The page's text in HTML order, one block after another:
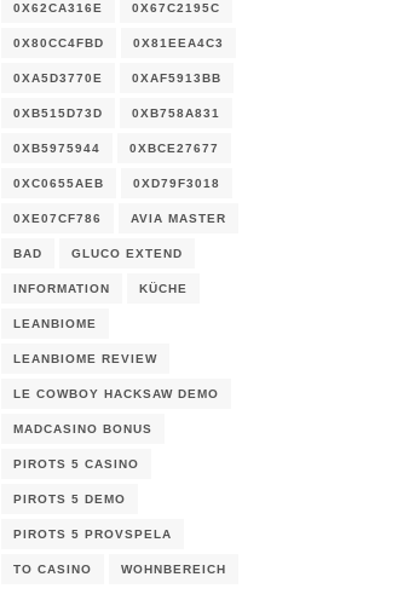
0X62CA316E 0X67C2195C
0X80CC4FBD 0X81EEA4C3
0XA5D3770E 0XAF5913BB
0XB515D73D 0XB758A831
0XB5975944 0XBCE27677
0XC0655AEB 0XD79F3018
0XE07CF786 AVIA MASTER
BAD GLUCO EXTEND
INFORMATION KÜCHE
LEANBIOME
LEANBIOME REVIEW
LE COWBOY HACKSAW DEMO
MADCASINO BONUS
PIROTS 5 CASINO
PIROTS 5 DEMO
PIROTS 5 PROVSPELA
TO CASINO WOHNBEREICH